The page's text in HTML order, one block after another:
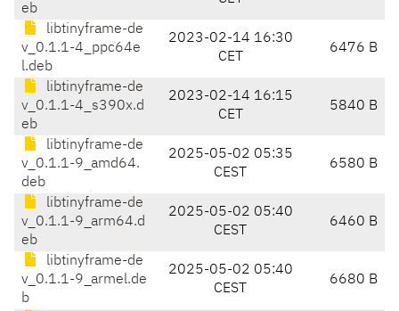
eb
libtinyframe-de
v_0.1.1-4_ppc64e
l.deb
2023-02-14 16:30
CET
6476 B
libtinyframe-de
v_0.1.1-4_s390x.d
eb
2023-02-14 16:15
CET
5840 B
libtinyframe-de
v_0.1.1-9_amd64.
deb
2025-05-02 05:35
CEST
6580 B
libtinyframe-de
v_0.1.1-9_arm64.d
eb
2025-05-02 05:40
CEST
6460 B
libtinyframe-de
v_0.1.1-9_armel.de
b
2025-05-02 05:40
CEST
6680 B